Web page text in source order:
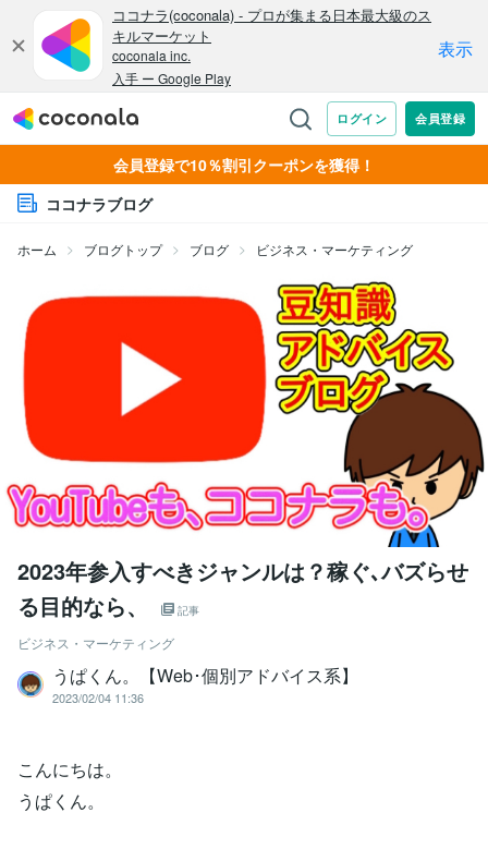
会員登録で10％割引クーポンを獲得！
ココナラブログ
ホーム ブログトップ ブログ ビジネス・マーケティング
2023年参入すべきジャンルは？稼ぐ､バズらせ
る目的なら、
記事
ビジネス・マーケティング
うぱくん。【Web･個別アドバイス系】
2023/02/04 11:36
こんにちは。
うぱくん。